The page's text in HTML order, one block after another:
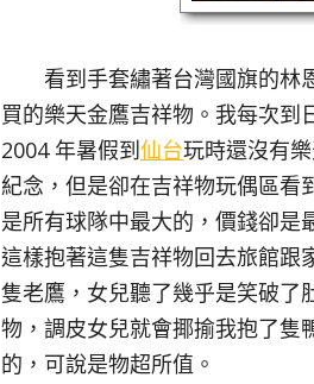
看到手套繡著台灣國旗的林
買的樂天金鷹吉祥物。我每次到
2004 年暑假到仙台玩時還沒有
紀念，但是卻在吉祥物玩偶區看
是所有球隊中最大的，價錢卻是
這樣抱著這隻吉祥物回去旅館跟
隻老鷹，女兒聽了幾乎是笑破了
物，調皮女兒就會揶揄我抱了隻
的，可說是物超所值。